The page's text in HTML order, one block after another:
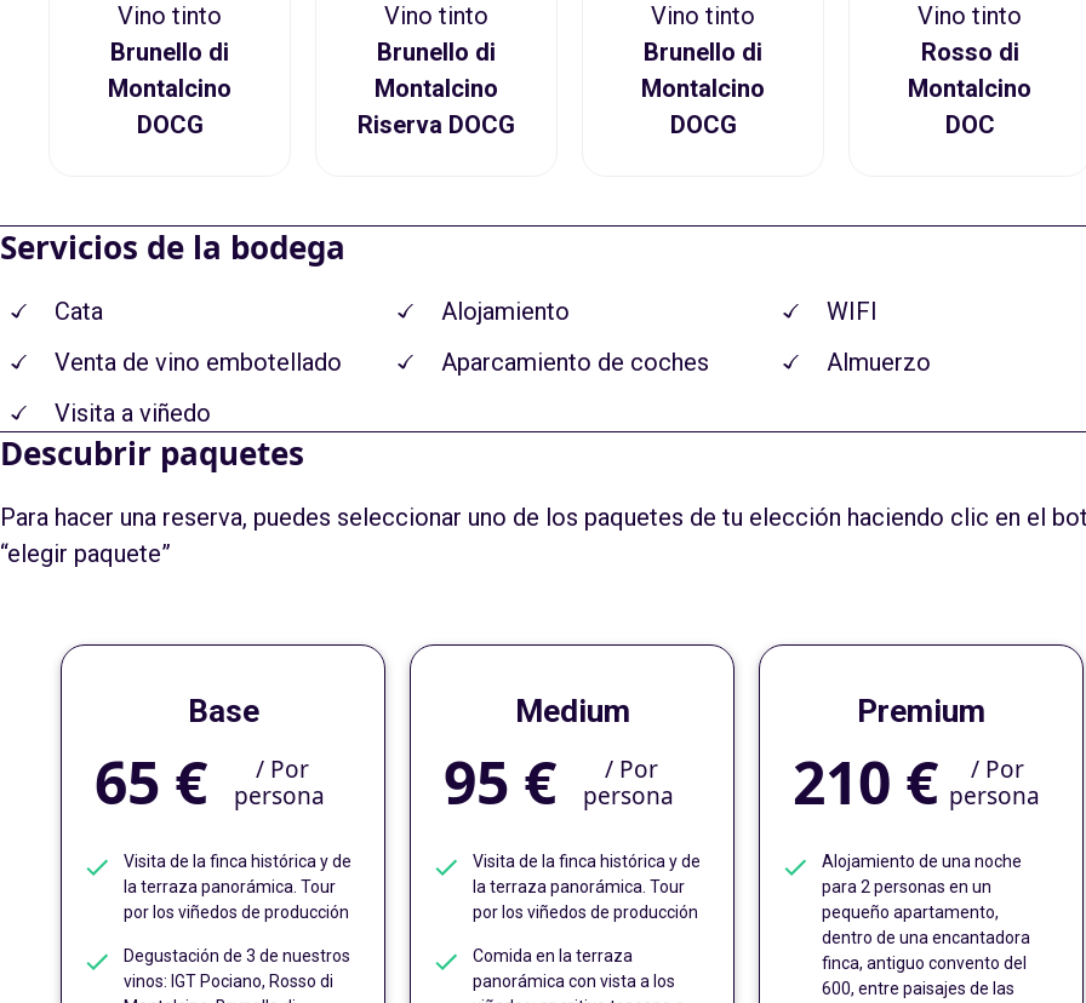
Vino tinto
Brunello di
Montalcino
DOCG
Vino tinto
Brunello di
Montalcino
Riserva DOCG
Vino tinto
Brunello di
Montalcino
DOCG
Vino tinto
Rosso di
Montalcino
DOC
Servicios de la bodega
Cata Alojamiento
WIFI
Venta de vino embotellado
Aparcamiento de coches
Almuerzo
Visita a viñedo
Descubrir paquetes
Para hacer una reserva, puedes seleccionar uno de los paquetes de tu elección haciendo clic en el
“elegir paquete”
Base
65 € / Por
persona
Visita de la finca histórica y de
la terraza panorámica. Tour
por los viñedos de producción
Degustación de 3 de nuestros
vinos: IGT Pociano, Rosso di
Medium
95 € / Por
persona
Visita de la finca histórica y de
la terraza panorámica. Tour
por los viñedos de producción
Comida en la terraza
panorámica con vista a los
Premium
210 € / Por
persona
Alojamiento de una noche
para 2 personas en un
pequeño apartamento,
dentro de una encantadora
finca, antiguo convento del
600, entre paisajes de las